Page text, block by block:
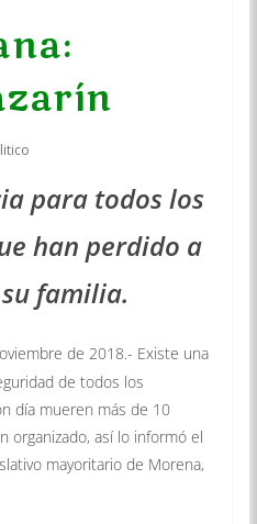
para todos los
han perdido a
familia.
de 2018.- Existe una
de todos los
día mueren más de 10
organizado, así lo informó el
mayoritario de Morena,